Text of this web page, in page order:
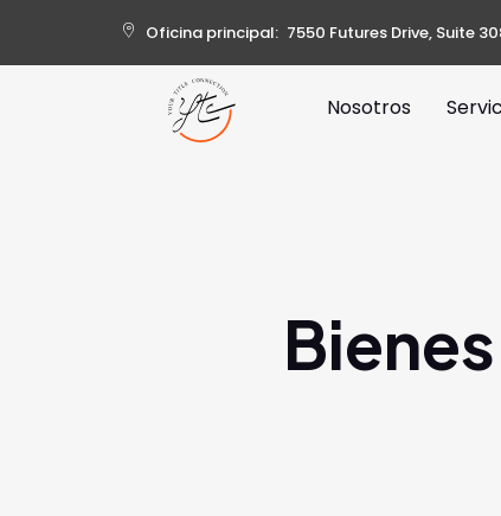
Oficina principal: 7550 Futures Drive, Suite
Nosotros